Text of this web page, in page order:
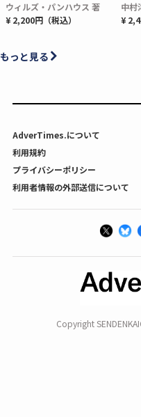
ウィルズ・パンハウス 著
¥ 2,200円（税込）
中村
¥
もっと見る
AdverTimes.について
利用規約
プライバシーポリシー
利用者情報の外部送信について
Copyright